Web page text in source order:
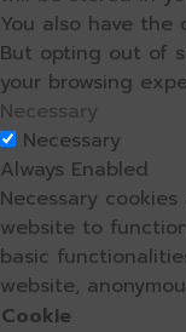
You also have
But opting out of
your browsing
Necessary
Necessary
Always Enabled
Necessary
website to
basic
website,
Cookie